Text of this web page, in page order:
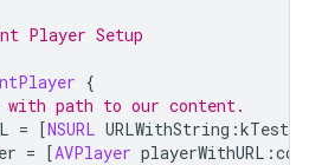
Player Setup
{
with path to our content.
= [NSURL URLWithString :
= [AVPlayer playerWithURL :